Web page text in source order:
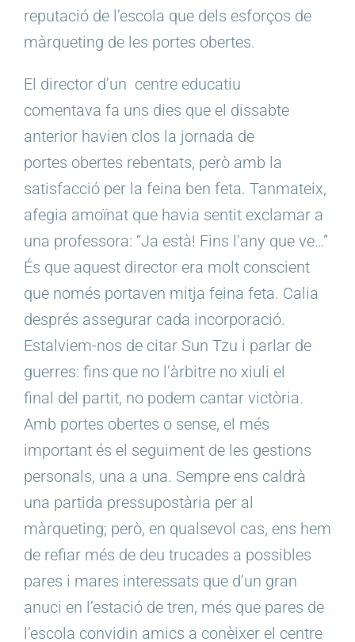
reputació de l’escola que dels esforços de
màrqueting de les portes obertes.
El director d’un centre educatiu
comentava fa uns dies que el dissabte
anterior havien clos la jornada de
portes obertes rebentats, però amb la
satisfacció per la feina ben feta. Tanmateix,
afegia amoïnat que havia sentit exclamar a
una professora: “Ja està! Fins l’any que ve…”
És que aquest director era molt conscient
que només portaven mitja feina feta. Calia
després assegurar cada incorporació.
Estalviem-nos de citar Sun Tzu i parlar de
guerres: fins que no l’àrbitre no xiuli el
final del partit, no podem cantar victòria.
Amb portes obertes o sense, el més
important és el seguiment de les gestions
personals, una a una. Sempre ens caldrà
una partida pressupostària per al
màrqueting; però, en qualsevol cas, ens hem
de refiar més de deu trucades a possibles
pares i mares interessats que d’un gran
anuci en l’estació de tren, més que pares de
l’escola convidin amics a conèixer el centre